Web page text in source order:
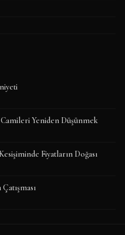
Yeniden Düşünmek
Fiyatların Doğası